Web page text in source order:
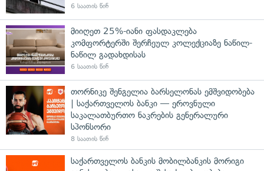
6 საათის წინ
მიიღეთ 25%-იანი ფასდაკლება
კომფორტერში შერჩეულ კოლექციაზე ნაწილ-
ნაწილ გადახდისას
6 საათის წინ
თორნიკე შენგელია ბარსელონას ემშვიდობება
| საქართველოს ბანკი — ეროვნული
საკალათბურთო ნაკრების გენერალური
სპონსორი
8 საათის წინ
საქართველოს ბანკის მობილბანკის მორიგი